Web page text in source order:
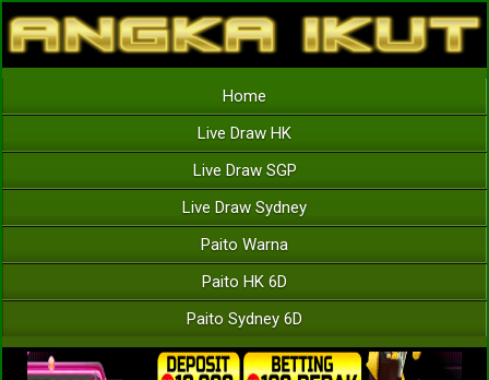
Home
Live Draw HK
Live Draw SGP
Live Draw Sydney
Paito Warna
Paito HK 6D
Paito Sydney 6D